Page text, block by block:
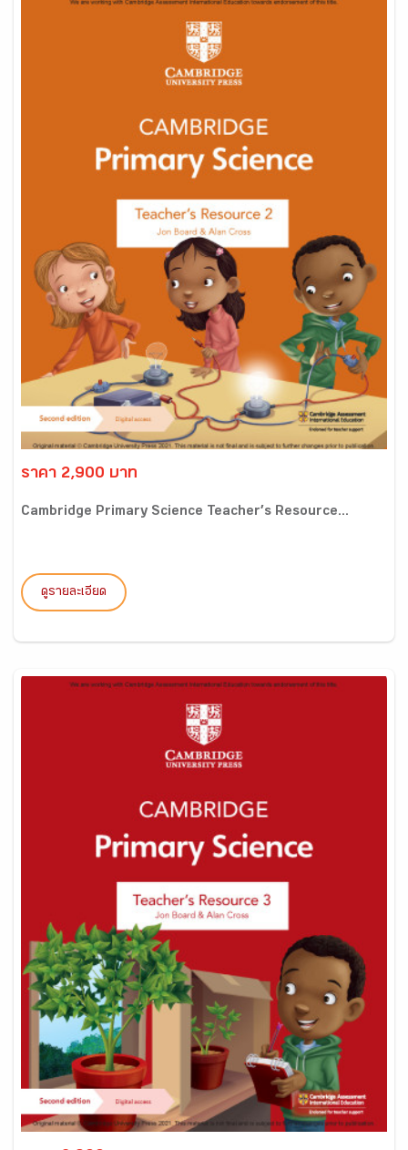
ราคา 2,900 บาท
Cambridge Primary Science Teacher’s Resource...
ดูรายละเอียด